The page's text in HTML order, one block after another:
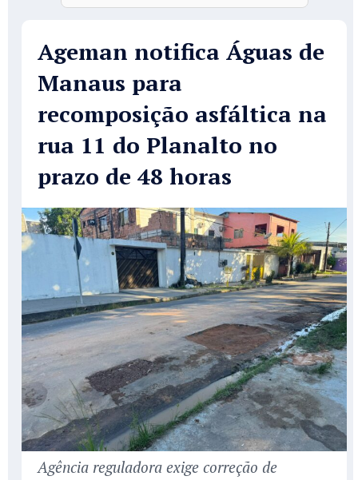
Ageman notifica Águas de
Manaus para
recomposição asfáltica na
rua 11 do Planalto no
prazo de 48 horas
Agência reguladora exige correção de